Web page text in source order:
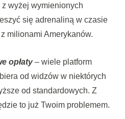
wyżej wymienionych
się adrenaliną w czasie
milionami Amerykanów.
opłaty– wiele platform
od widzów w niektórych
od standardowych. Z
to już Twoim problemem.